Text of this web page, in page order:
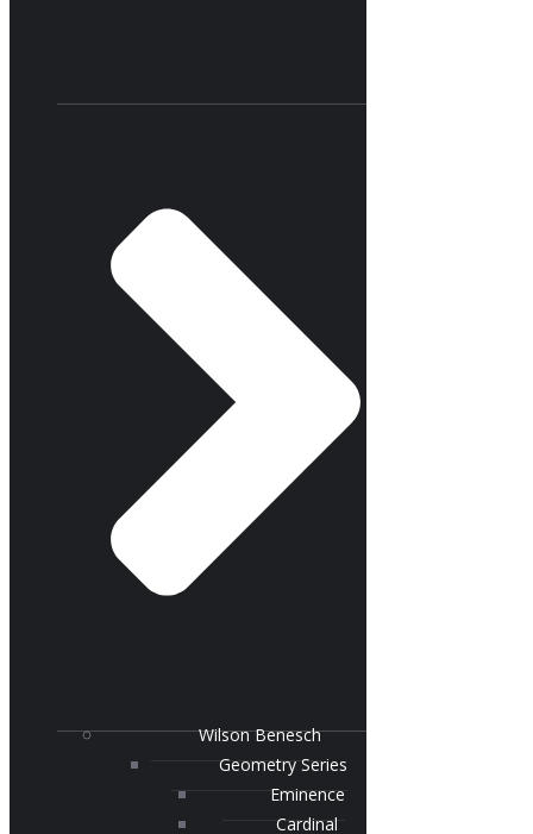
Wilson Benesch
Geometry Series
Eminence
Cardinal